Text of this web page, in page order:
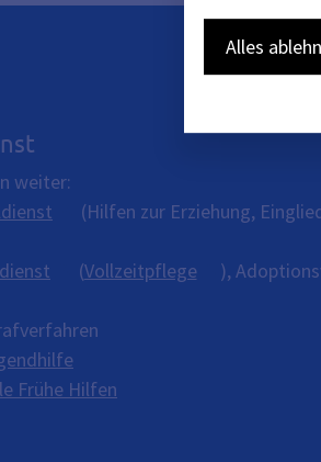
weiter:
(Hilfen zur Erziehung,
(Vollzeitpflege
),
Frühe Hilfen
Alles